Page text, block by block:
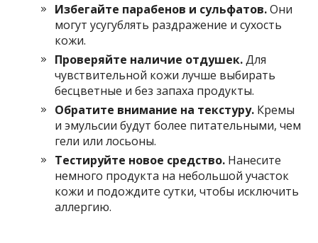
Избегайте парабенов и сульфатов.Они
могут усугублять раздражение и сухость
кожи.
Проверяйте наличие отдушек.Для
чувствительной кожи лучше выбирать
бесцветные и без запаха продукты.
Обратите внимание на текстуру. Кремы
и эмульсии будут более питательными, чем
гели или лосьоны.
Тестируйте новое средство. Нанесите
немного продукта на небольшой участок
кожи и подождите сутки, чтобы исключить
аллергию.